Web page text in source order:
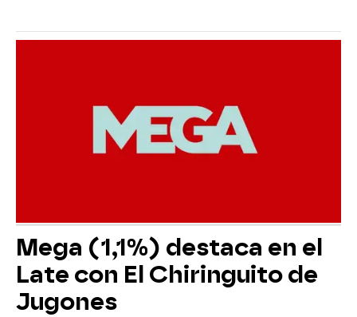
Mega (1,1%) destaca en el
Late con El Chiringuito de
Jugones